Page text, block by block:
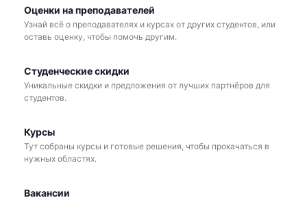
Оценки на преподавателей
Узнай всё о преподавателях и курсах от других студентов, или
оставь оценку, чтобы помочь другим.
Студенческие скидки
Уникальные скидки и предложения от лучших партнёров для
студентов.
Курсы
Тут собраны курсы и готовые решения, чтобы прокачаться в
нужных областях.
Вакансии